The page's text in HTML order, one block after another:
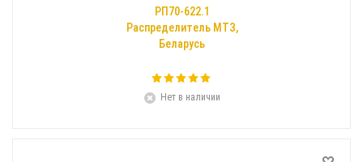
РП70-622.1
Распределитель МТЗ,
Беларусь
Нет в наличии